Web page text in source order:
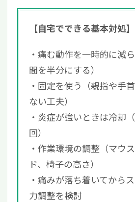
【自宅でできる基本対処】
痛む動作を一時的に減
間を半分にする）
固定を使う（親指や手
ない工夫）
炎症が強いときは冷却
回）
作業環境の調整（マウ
ド、椅子の高さ）
痛みが落ち着いてから
力調整を検討